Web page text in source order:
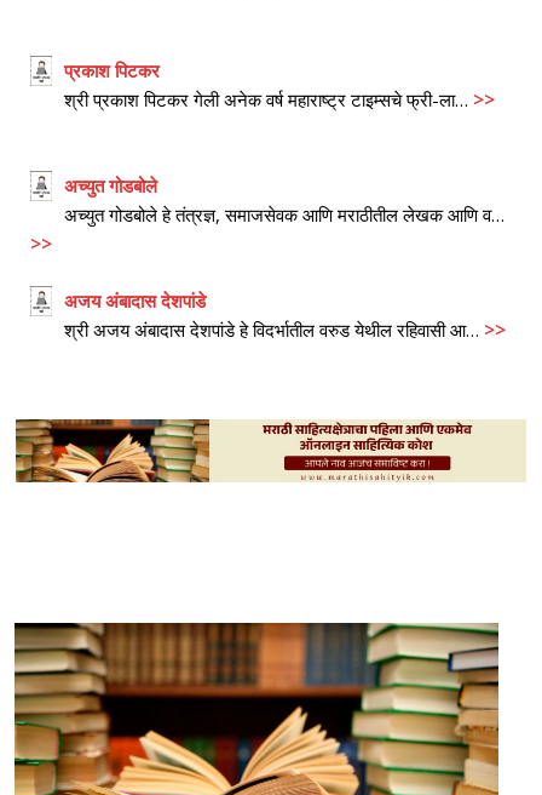
प्रकाश पिटकर
श्री प्रकाश पिटकर गेली अनेक वर्ष महाराष्ट्र टाइम्सचे फ्री-ला… >>
अच्युत गोडबोले
अच्युत गोडबोले हे तंत्रज्ञ, समाजसेवक आणि मराठीतील लेखक आणि व…
>>
अजय अंबादास देशपांडे
श्री अजय अंबादास देशपांडे हे विदर्भातील वरुड येथील रहिवासी आ… >>